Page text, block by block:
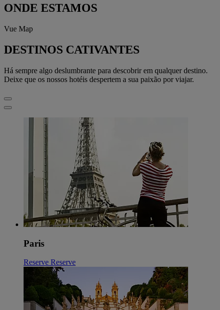
ONDE ESTAMOS
Vue Map
DESTINOS CATIVANTES
Há sempre algo deslumbrante para descobrir em qualquer destino.
Deixe que os nossos hotéis despertem a sua paixão por viajar.
Paris
Reserve Reserve